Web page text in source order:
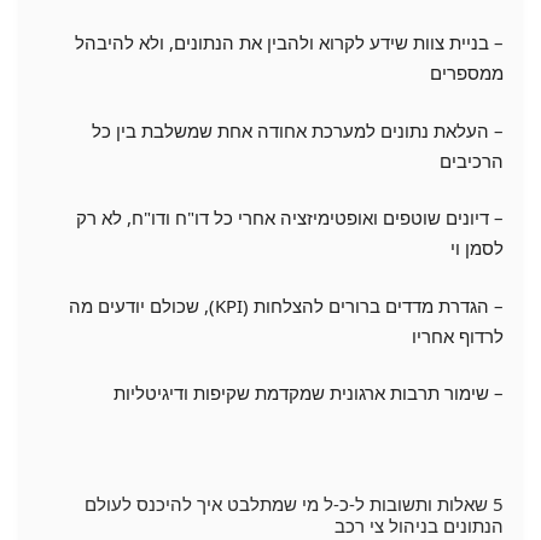
– בניית צוות שידע לקרוא ולהבין את הנתונים, ולא להיבהל
ממספרים
– העלאת נתונים למערכת אחודה אחת שמשלבת בין כל
הרכיבים
– דיונים שוטפים ואופטימיזציה אחרי כל דו"ח ודו"ח, לא רק
לסמן וי
– הגדרת מדדים ברורים להצלחות (KPI), שכולם יודעים מה
לרדוף אחריו
– שימור תרבות ארגונית שמקדמת שקיפות ודיגיטליות
5 שאלות ותשובות ל-כ-ל מי שמתלבט איך להיכנס לעולם
הנתונים בניהול צי רכב